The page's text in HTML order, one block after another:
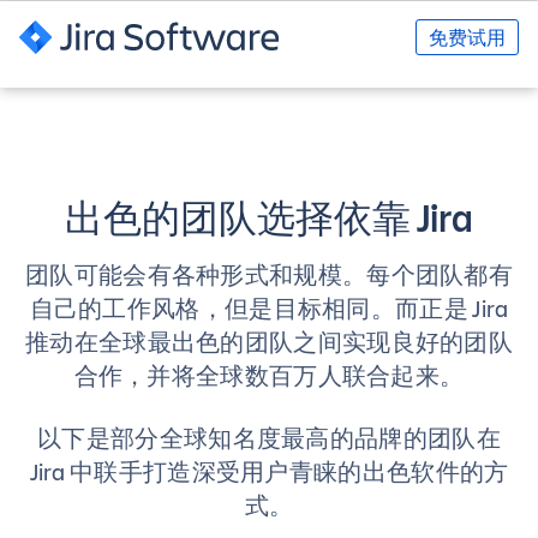
免费试用
出色的团队选择依靠 Jira
团队可能会有各种形式和规模。每个团队都有
自己的工作风格，但是目标相同。而正是 Jira
推动在全球最出色的团队之间实现良好的团队
合作，并将全球数百万人联合起来。
以下是部分全球知名度最高的品牌的团队在
Jira 中联手打造深受用户青睐的出色软件的方
式。